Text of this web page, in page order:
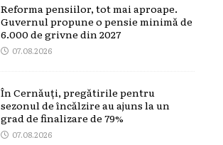
Reforma pensiilor, tot mai aproape.
Guvernul propune o pensie minimă de
6.000 de grivne din 2027
07.08.2026
În Cernăuți, pregătirile pentru
sezonul de încălzire au ajuns la un
grad de finalizare de 79%
07.08.2026